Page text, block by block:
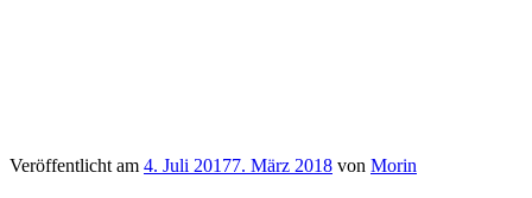
Veröffentlicht am 4. Juli 20177. März 2018 von Morin